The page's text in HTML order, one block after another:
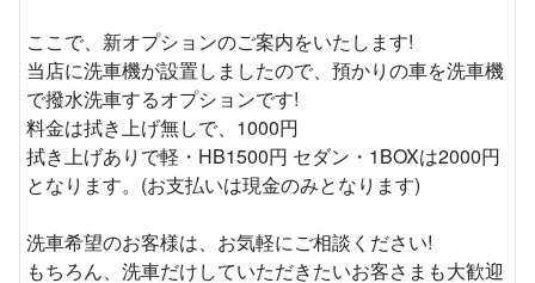
ここで、新オプションのご案内をいたします!
当店に洗車機が設置しましたので、預かりの車を洗車機
で撥水洗車するオプションです!
料金は拭き上げ無しで、1000円
拭き上げありで軽・HB1500円 セダン・1BOXは2000円
となります。(お支払いは現金のみとなります)
洗車希望のお客様は、お気軽にご相談ください!
もちろん、洗車だけしていただきたいお客さまも大歓迎